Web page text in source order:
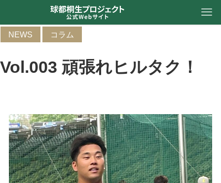
NEWS コラム
Vol.003 頑張れヒルタク！